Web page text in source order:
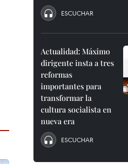
ESCUCHAR
Actualidad: Máximo
dirigente insta a tres
reformas
importantes para
transformar la
cultura socialista en
nueva era
ESCUCHAR